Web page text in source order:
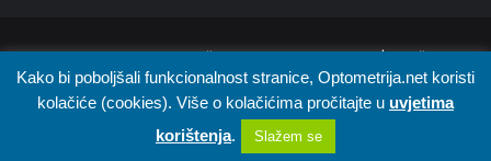
© 2026. Sva prava pridržana. Opto Media d.o.o. | Održava
Uvjeti korištenja Oglašavanje
Kako bi poboljšali funkcionalnost stranice, Optometrija.net koristi
kolačiće (cookies). Više o kolačićima pročitajte u uvjetima
korištenja. Slažem se